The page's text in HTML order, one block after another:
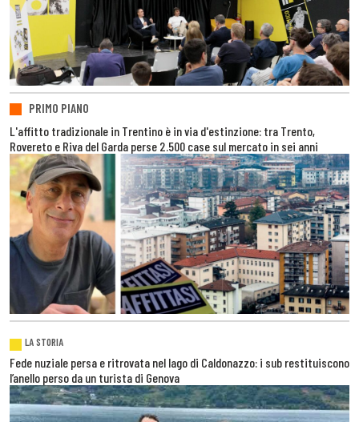
PRIMO PIANO
L'affitto tradizionale in Trentino è in via d'estinzione: tra Trento,
Rovereto e Riva del Garda perse 2.500 case sul mercato in sei anni
LA STORIA
Fede nuziale persa e ritrovata nel lago di Caldonazzo: i sub restituiscono
l’anello perso da un turista di Genova